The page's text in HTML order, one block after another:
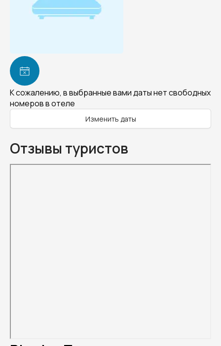
К сожалению, в выбранные вами даты нет свободных
номеров в отеле
Изменить даты
Отзывы туристов